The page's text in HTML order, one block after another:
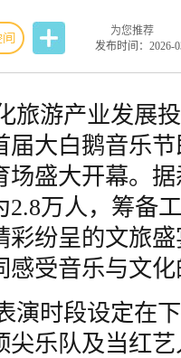
为您推荐
发布时间：2026-
旅游产业发展
大白鹅音乐
场盛大开幕。
2.8万人，筹备
彩纷呈的文旅
感受音乐与文
演时段设定在
尖乐队及当红